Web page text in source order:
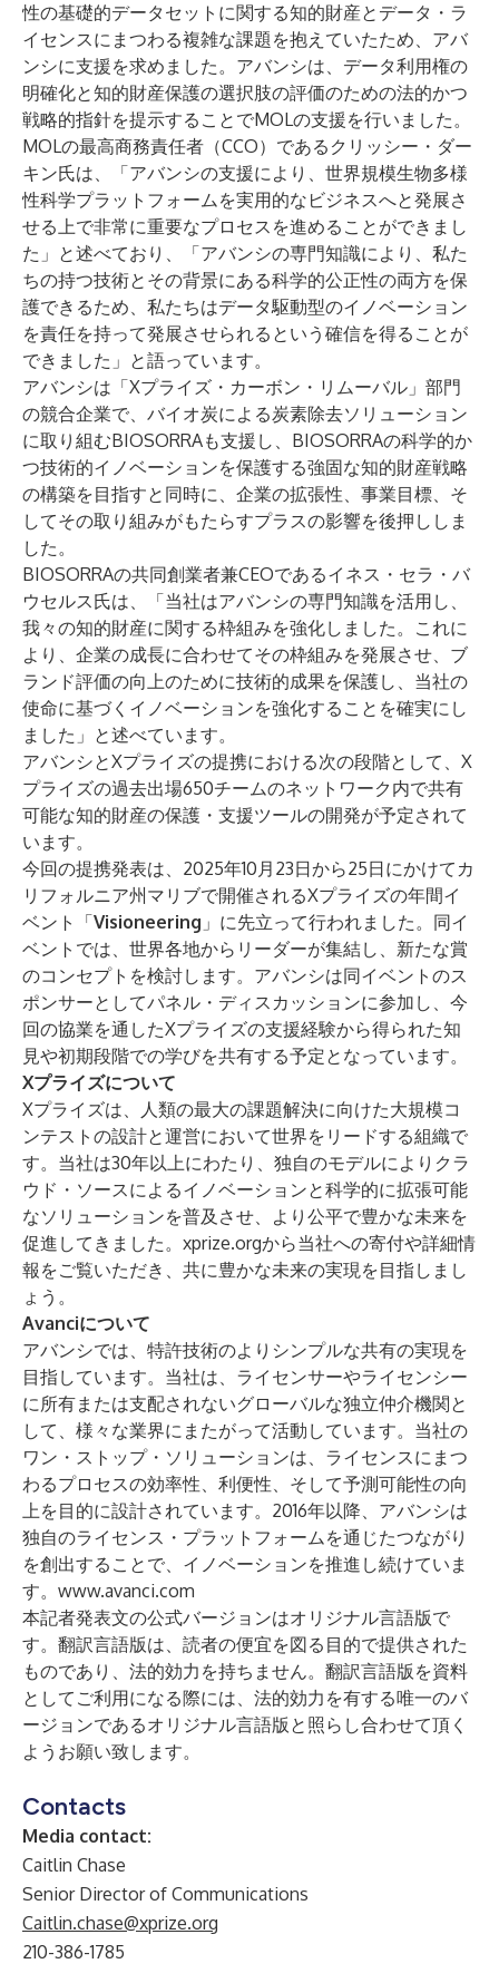
性の基礎的データセットに関する知的財産とデータ・ラ
イセンスにまつわる複雑な課題を抱えていたため、アバ
ンシに支援を求めました。アバンシは、データ利用権の
明確化と知的財産保護の選択肢の評価のための法的かつ
戦略的指針を提示することでMOLの支援を行いました。
MOLの最高商務責任者（CCO）であるクリッシー・ダー
キン氏は、「アバンシの支援により、世界規模生物多様
性科学プラットフォームを実用的なビジネスへと発展さ
せる上で非常に重要なプロセスを進めることができまし
た」と述べており、「アバンシの専門知識により、私た
ちの持つ技術とその背景にある科学的公正性の両方を保
護できるため、私たちはデータ駆動型のイノベーション
を責任を持って発展させられるという確信を得ることが
できました」と語っています。
アバンシは「Xプライズ・カーボン・リムーバル」部門
の競合企業で、バイオ炭による炭素除去ソリューション
に取り組むBIOSORRAも支援し、BIOSORRAの科学的か
つ技術的イノベーションを保護する強固な知的財産戦略
の構築を目指すと同時に、企業の拡張性、事業目標、そ
してその取り組みがもたらすプラスの影響を後押ししま
した。
BIOSORRAの共同創業者兼CEOであるイネス・セラ・バ
ウセルス氏は、「当社はアバンシの専門知識を活用し、
我々の知的財産に関する枠組みを強化しました。これに
より、企業の成長に合わせてその枠組みを発展させ、ブ
ランド評価の向上のために技術的成果を保護し、当社の
使命に基づくイノベーションを強化することを確実にし
ました」と述べています。
アバンシとXプライズの提携における次の段階として、X
プライズの過去出場650チームのネットワーク内で共有
可能な知的財産の保護・支援ツールの開発が予定されて
います。
今回の提携発表は、2025年10月23日から25日にかけてカ
リフォルニア州マリブで開催されるXプライズの年間イ
ベント「Visioneering 」に先立って行われました。同イ
ベントでは、世界各地からリーダーが集結し、新たな賞
のコンセプトを検討します。アバンシは同イベントのス
ポンサーとしてパネル・ディスカッションに参加し、今
回の協業を通したXプライズの支援経験から得られた知
見や初期段階での学びを共有する予定となっています。
Xプライズについて
Xプライズは、人類の最大の課題解決に向けた大規模コ
ンテストの設計と運営において世界をリードする組織で
す。当社は30年以上にわたり、独自のモデルによりクラ
ウド・ソースによるイノベーションと科学的に拡張可能
なソリューションを普及させ、より公平で豊かな未来を
促進してきました。 xprize.orgから当社への寄付や詳細情
報をご覧いただき、共に豊かな未来の実現を目指しまし
ょう。
Avanciについて
アバンシでは、特許技術のよりシンプルな共有の実現を
目指しています。当社は、ライセンサーやライセンシー
に所有または支配されないグローバルな独立仲介機関と
して、様々な業界にまたがって活動しています。当社の
ワン・ストップ・ソリューションは、ライセンスにまつ
わるプロセスの効率性、利便性、そして予測可能性の向
上を目的に設計されています。2016年以降、アバンシは
独自のライセンス・プラットフォームを通じたつながり
を創出することで、イノベーションを推進し続けていま
す。 www.avanci.com
本記者発表文の公式バージョンはオリジナル言語版で
す。翻訳言語版は、読者の便宜を図る目的で提供された
ものであり、法的効力を持ちません。翻訳言語版を資料
としてご利用になる際には、法的効力を有する唯一のバ
ージョンであるオリジナル言語版と照らし合わせて頂く
ようお願い致します。
Contacts
Media contact:
Caitlin Chase
Senior Director of Communications
Caitlin.chase@xprize.org
210-386-1785